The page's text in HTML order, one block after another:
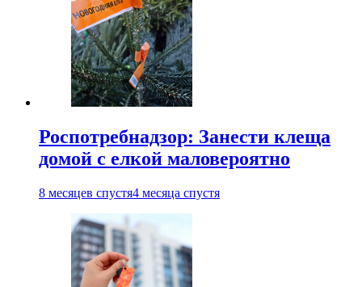
Роспотребнадзор: Занести клеща
домой с елкой маловероятно
8 месяцев спустя4 месяца спустя